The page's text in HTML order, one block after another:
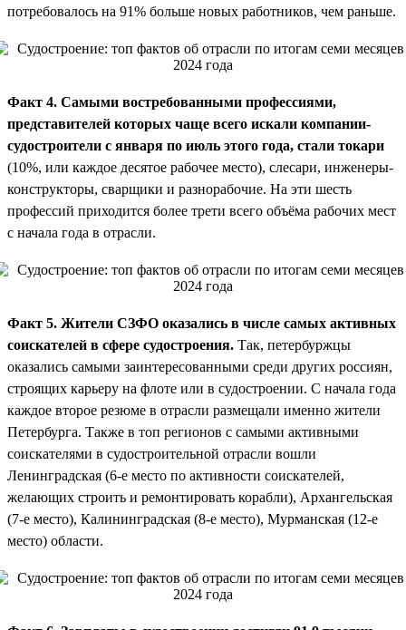
потребовалось на 91% больше новых работников, чем раньше.
Факт 4. Самыми востребованными профессиями,
представителей которых чаще всего искали компании-
судостроители с января по июль этого года, стали токари
(10%, или каждое десятое рабочее место), слесари, инженеры-
конструкторы, сварщики и разнорабочие. На эти шесть
профессий приходится более трети всего объёма рабочих мест
с начала года в отрасли.
Факт 5. Жители СЗФО оказались в числе самых активных
соискателей в сфере судостроения. Так, петербуржцы
оказались самыми заинтересованными среди других россиян,
строящих карьеру на флоте или в судостроении. С начала года
каждое второе резюме в отрасли размещали именно жители
Петербурга. Также в топ регионов с самыми активными
соискателями в судостроительной отрасли вошли
Ленинградская (6-е место по активности соискателей,
желающих строить и ремонтировать корабли), Архангельская
(7-е место), Калининградская (8-е место), Мурманская (12-е
место) области.